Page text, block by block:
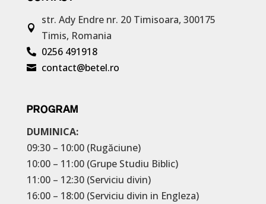

str. Ady Endre nr. 20 Timisoara, 300175
Timis, Romania
 0256 491918
 contact@betel.ro
PROGRAM
DUMINICA:
09:30 – 10:00 (Rugăciune)
10:00 – 11:00 (Grupe Studiu Biblic)
11:00 – 12:30 (Serviciu divin)
16:00 – 18:00 (Serviciu divin in Engleza)